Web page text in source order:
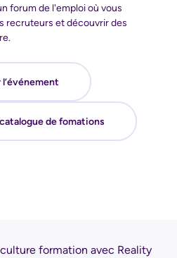
forum de l'emploi où vous
recruteurs et découvrir des
l’événement
de fomations
formation avec Reality